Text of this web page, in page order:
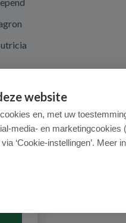
website
en, met uw
media- en marketingcookies
‘Cookie-instellingen’. Meer